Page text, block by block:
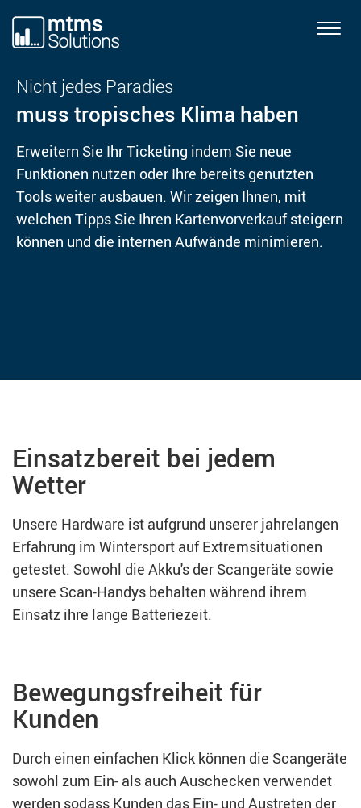
T
i
Nicht jedes Paradies
muss tropisches Klima haben
Erweitern Sie Ihr Ticketing indem Sie neue
Funktionen nutzen oder Ihre bereits genutzten
Tools weiter ausbauen. Wir zeigen Ihnen, mit
welchen Tipps Sie Ihren Kartenvorverkauf steigern
können und die internen Aufwände minimieren.
Einsatzbereit bei jedem
Wetter
Unsere Hardware ist aufgrund unserer jahrelangen
Erfahrung im Wintersport auf Extremsituationen
getestet. Sowohl die Akku's der Scangeräte sowie
unsere Scan-Handys behalten während ihrem
Einsatz ihre lange Batteriezeit.
Bewegungsfreiheit für
Kunden
Durch einen einfachen Klick können die Scangeräte
sowohl zum Ein- als auch Auschecken verwendet
werden sodass Kunden das Ein- und Austreten der